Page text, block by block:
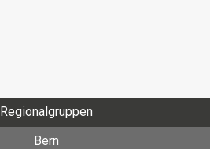
Regionalgruppen
Bern